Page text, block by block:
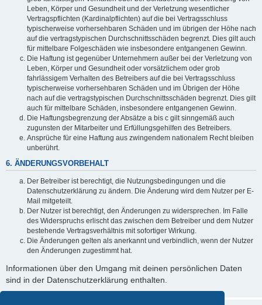
Leben, Körper und Gesundheit und der Verletzung wesentlicher
Vertragspflichten (Kardinalpflichten) auf die bei Vertragsschluss
typischerweise vorhersehbaren Schäden und im übrigen der Höhe nach
auf die vertragstypischen Durchschnittsschäden begrenzt. Dies gilt auch
für mittelbare Folgeschäden wie insbesondere entgangenen Gewinn.
Die Haftung ist gegenüber Unternehmern außer bei der Verletzung von
Leben, Körper und Gesundheit oder vorsätzlichem oder grob
fahrlässigem Verhalten des Betreibers auf die bei Vertragsschluss
typischerweise vorhersehbaren Schäden und im Übrigen der Höhe
nach auf die vertragstypischen Durchschnittsschäden begrenzt. Dies gilt
auch für mittelbare Schäden, insbesondere entgangenen Gewinn.
Die Haftungsbegrenzung der Absätze a bis c gilt sinngemäß auch
zugunsten der Mitarbeiter und Erfüllungsgehilfen des Betreibers.
Ansprüche für eine Haftung aus zwingendem nationalem Recht bleiben
unberührt.
6. ÄNDERUNGSVORBEHALT
Der Betreiber ist berechtigt, die Nutzungsbedingungen und die
Datenschutzerklärung zu ändern. Die Änderung wird dem Nutzer per E-
Mail mitgeteilt.
Der Nutzer ist berechtigt, den Änderungen zu widersprechen. Im Falle
des Widerspruchs erlischt das zwischen dem Betreiber und dem Nutzer
bestehende Vertragsverhältnis mit sofortiger Wirkung.
Die Änderungen gelten als anerkannt und verbindlich, wenn der Nutzer
den Änderungen zugestimmt hat.
Informationen über den Umgang mit deinen persönlichen Daten
sind in der Datenschutzerklärung enthalten.